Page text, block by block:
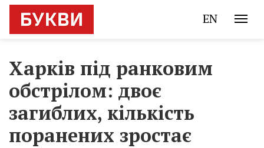
EN
Харків під ранковим
обстрілом: двоє
загиблих, кількість
поранених зростає